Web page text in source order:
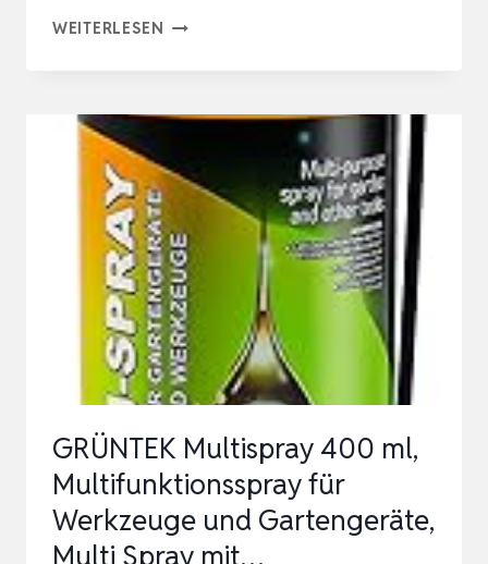
WEITERLESEN GARTENWERKZEUG-
GARTEN-
HANDWERKZEUG-
SET
LEICHTGEWICHTIGES
ALUMINIUM-
ALLOY-
ROSTSCHUT…
GRÜNTEK Multispray 400 ml,
Multifunktionsspray für
Werkzeuge und Gartengeräte,
Multi Spray mit…